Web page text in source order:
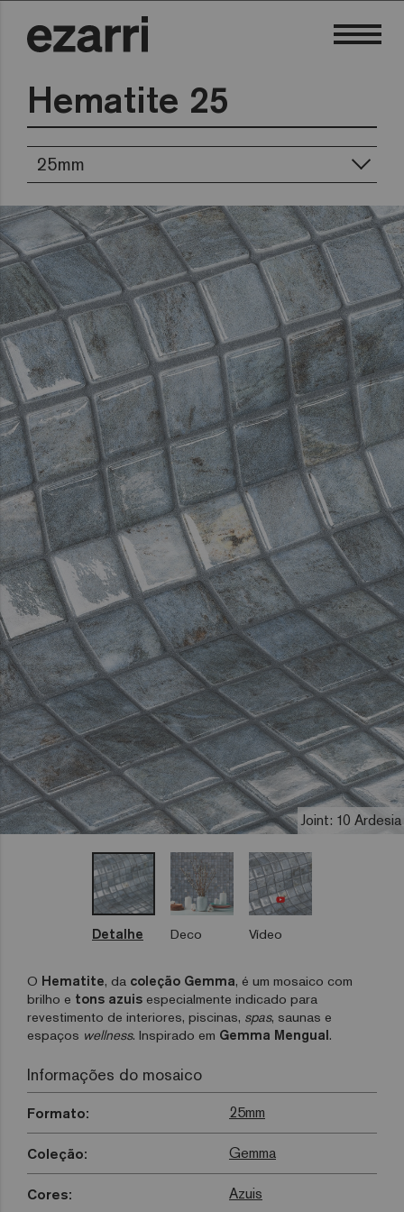
Hematite 25
25mm
Joint: 10 Ardesia
Detalhe Deco Vídeo
O Hematite, da coleção Gemma, é um mosaico com
brilho e tons azuis especialmente indicado para
revestimento de interiores, piscinas, spas, saunas e
espaços wellness. Inspirado em Gemma Mengual.
Informações do mosaico
Formato: 25mm
Coleção: Gemma
Cores: Azuis